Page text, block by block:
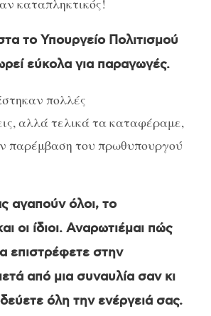
καταπληκτικός!
το Υπουργείο Πολιτισμού
εύκολα για παραγωγές.
πολλές
αλλά τελικά τα καταφέραμε,
παρέμβαση του πρωθυπουργού
αγαπούν όλοι, το
οι ίδιοι. Αναρωτιέμαι πώς
επιστρέφετε στην
από μια συναυλία σαν κι
όλη την ενέργειά σας.